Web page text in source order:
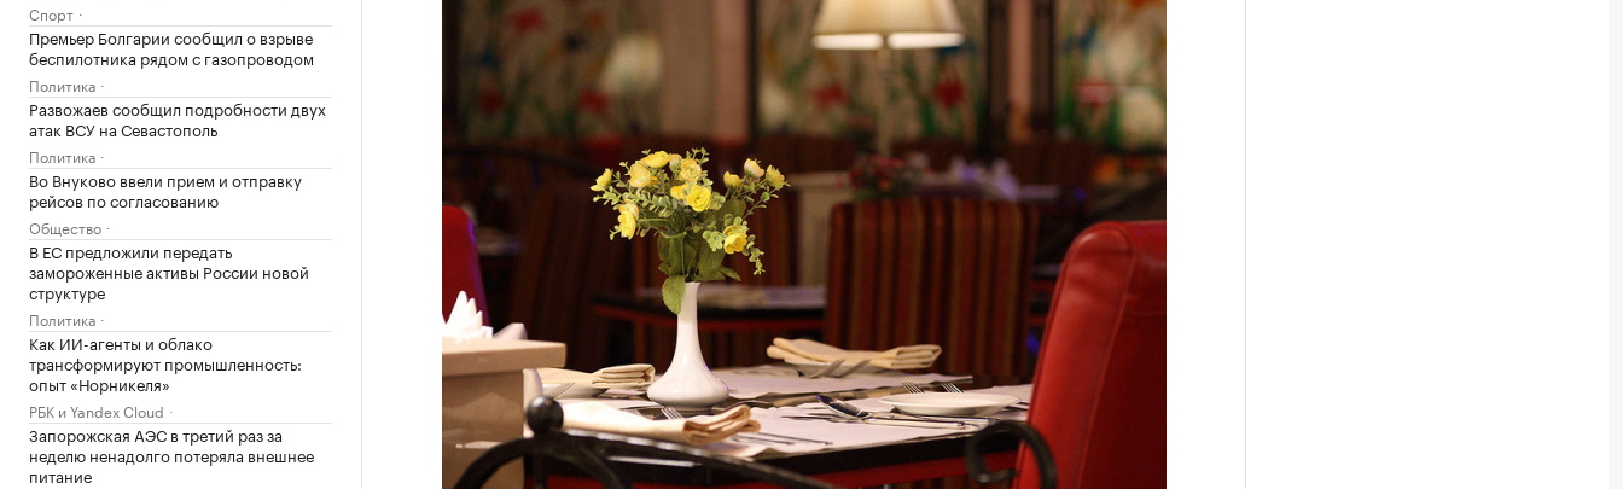
Спорт
Премьер Болгарии сообщил о взрыве
беспилотника рядом с газопроводом
Политика
Развожаев сообщил подробности двух
атак ВСУ на Севастополь
Политика
Во Внуково ввели прием и отправку
рейсов по согласованию
Общество
В ЕС предложили передать
замороженные активы России новой
структуре
Политика
Как ИИ-агенты и облако
трансформируют промышленность:
опыт «Норникеля»
РБК и Yandex Cloud
Запорожская АЭС в третий раз за
неделю ненадолго потеряла внешнее
питание